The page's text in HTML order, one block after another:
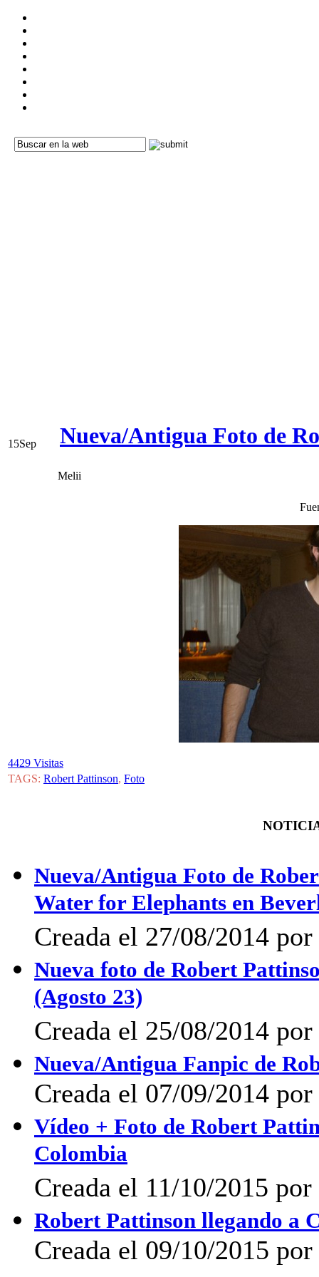
15Sep Nueva/Antigua Foto de
Melii
4429 Visitas
TAGS: Robert Pattinson, Foto
Nueva/Antigua Foto de
Water for Elephants en
Creada el 27/08/2014
Nueva foto de Robert
(Agosto 23)
Creada el 25/08/2014
Nueva/Antigua Fanpic de
Creada el 07/09/2014
Vídeo + Foto de Robert
Colombia
Creada el 11/10/2015
Robert Pattinson llegando a
Creada el 09/10/2015